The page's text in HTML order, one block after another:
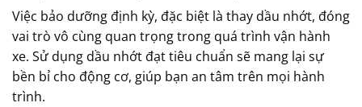
Việc bảo dưỡng định kỳ, đặc biệt là thay dầu nhớt, đóng
vai trò vô cùng quan trọng trong quá trình vận hành
xe. Sử dụng dầu nhớt đạt tiêu chuẩn sẽ mang lại sự
bền bỉ cho động cơ, giúp bạn an tâm trên mọi hành
trình.